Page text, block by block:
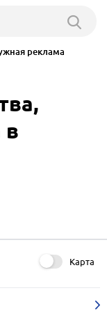
реклама
в
Карта